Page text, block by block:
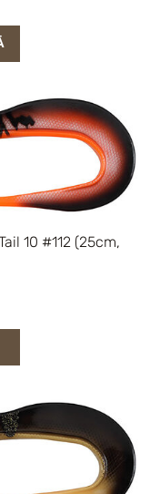
10 #112 (25cm,